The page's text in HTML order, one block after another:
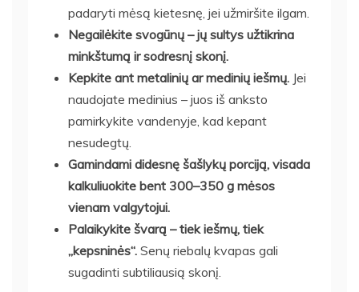
padaryti mėsą kietesnę, jei užmiršite ilgam.
Negailėkite svogūnų – jų sultys užtikrina
minkštumą ir sodresnį skonį.
Kepkite ant metalinių ar medinių iešmų. Jei
naudojate medinius – juos iš anksto
pamirkykite vandenyje, kad kepant
nesudegtų.
Gamindami didesnę šašlykų porciją, visada
kalkuliuokite bent 300–350 g mėsos
vienam valgytojui.
Palaikykite švarą – tiek iešmų, tiek
„kepsninės“. Senų riebalų kvapas gali
sugadinti subtiliausią skonį.